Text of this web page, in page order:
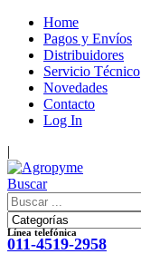
Home
Pagos y Envíos
Distribuidores
Servicio Técnico
Novedades
Contacto
Log In
|
Buscar
Línea telefónica
011-4519-2958